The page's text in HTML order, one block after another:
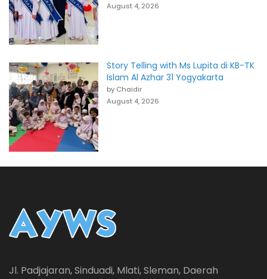
August 4, 2026
Story Telling with Ms Lupita di KB-TK
Islam Al Azhar 31 Yogyakarta
by Chaidir
August 4, 2026
Jl. Padjajaran, Sinduadi, Mlati, Sleman, Daerah